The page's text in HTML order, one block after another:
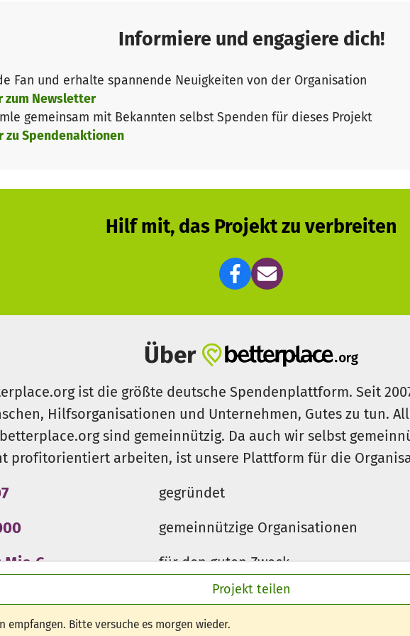
Projekt teilen
empfangen. Bitte versuche es morgen wieder.
Mitarbeiter im Projekt arbeiten ehrenamtlich, haben während ihres
weiter laufende Unkosten im Praxis- sowie privaten Bereich.
Einsatz! Ohne Menschen wie sie, wäre unsere Hilfe nicht
mit einer Spende, unsere Arbeit in Nepal auf stabile Beine zu stellen!
Informiere und engagiere dich!
Fan und erhalte spannende Neuigkeiten von der Organisation
zum Newsletter
gemeinsam mit Bekannten selbst Spenden für dieses Projekt
zu Spendenaktionen
Hilf mit, das Projekt zu verbreiten
Über
ist die größte deutsche Spendenplattform. Seit
Hilfsorganisationen und Unternehmen, Gutes zu tun.
sind gemeinnützig. Da auch wir selbst
profitorientiert arbeiten, ist unsere Plattform für die
gegründet
gemeinnützige Organisationen
Mio € für den guten Zweck